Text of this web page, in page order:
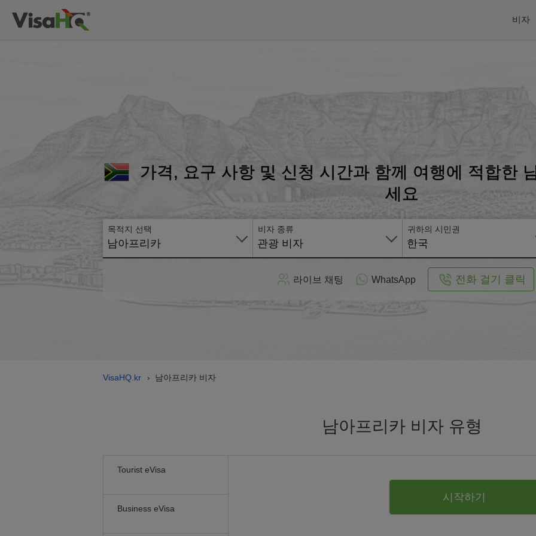
비자
가격, 요구 사항 및 신청 시간과 함께 여행에 적합한
세요
목적지 선택
남아프리카
비자 종류
관광 비자
귀하의 시민권
한국
라이브 채팅 WhatsApp 전화 걸기 클릭
VisaHQ.kr › 남아프리카 비자
남아프리카 비자 유형
Tourist eVisa
Business eVisa
시작하기